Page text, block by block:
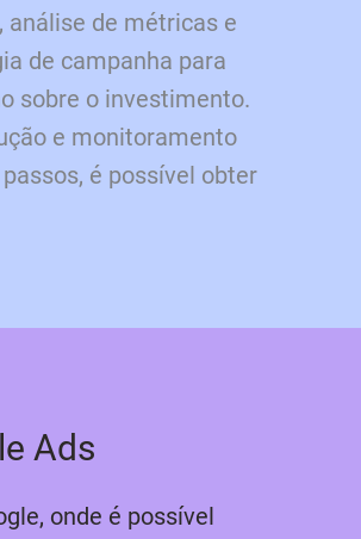
análise de métricas e
de campanha para
sobre o investimento.
e monitoramento
é possível obter
Ads
onde é possível